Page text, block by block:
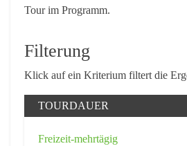
Tour im Programm.
Filterung
Klick auf ein Kriterium filtert die
TOURDAUER
Freizeit-mehrtägig